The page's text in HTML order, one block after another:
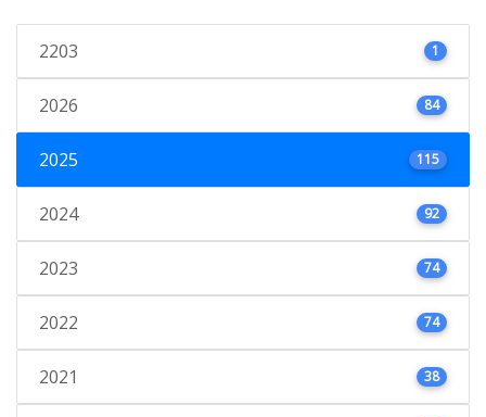
2203 1
2026 84
2025 115
2024 92
2023 74
2022 74
2021 38